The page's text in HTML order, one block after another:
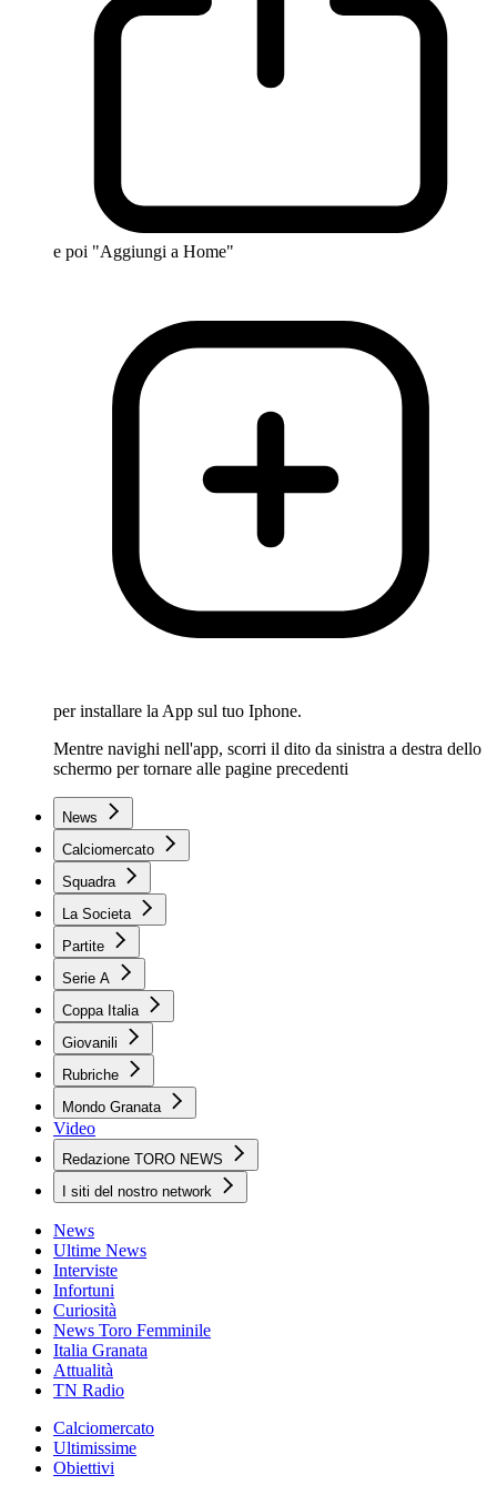
e poi "Aggiungi a Home"
per installare la App sul tuo Iphone.
Mentre navighi nell'app, scorri il dito da sinistra a destra dello
schermo per tornare alle pagine precedenti
News
Calciomercato
Squadra
La Societa
Partite
Serie A
Coppa Italia
Giovanili
Rubriche
Mondo Granata
Video
Redazione TORO NEWS
I siti del nostro network
News
Ultime News
Interviste
Infortuni
Curiosità
News Toro Femminile
Italia Granata
Attualità
TN Radio
Calciomercato
Ultimissime
Obiettivi